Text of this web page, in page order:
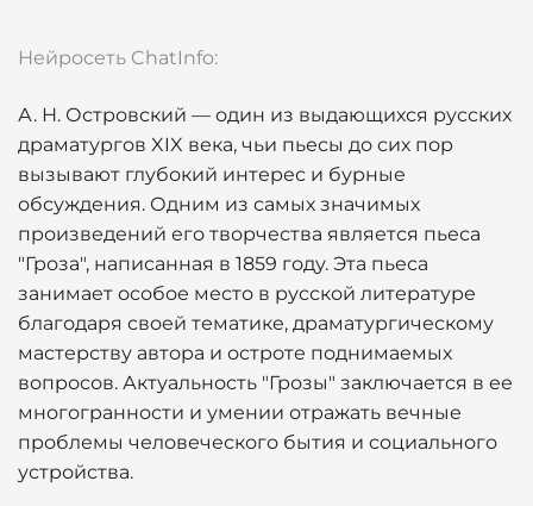
Нейросеть ChatInfo:
А. Н. Островский — один из выдающихся русских
драматургов XIX века, чьи пьесы до сих пор
вызывают глубокий интерес и бурные
обсуждения. Одним из самых значимых
произведений его творчества является пьеса
"Гроза", написанная в 1859 году. Эта пьеса
занимает особое место в русской литературе
благодаря своей тематике, драматургическому
мастерству автора и остроте поднимаемых
вопросов. Актуальность "Грозы" заключается в ее
многогранности и умении отражать вечные
проблемы человеческого бытия и социального
устройства.